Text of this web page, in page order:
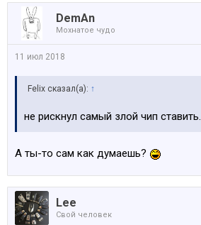
DemAn
Мохнатое чудо
11 июл 2018
Felix сказал(а): ↑
не рискнул самый злой чип ставить.
А ты-то сам как думаешь?
Lee
Свой человек